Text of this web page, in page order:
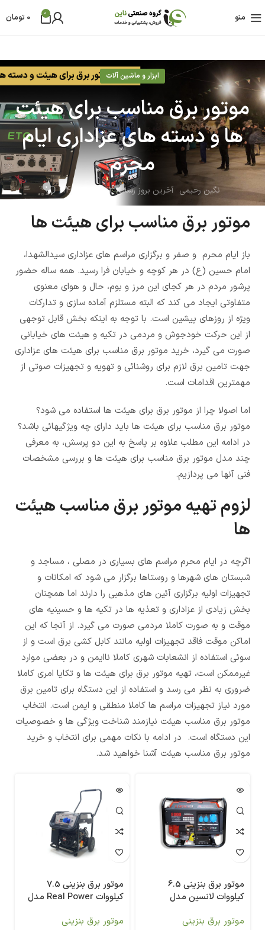
منو 0
0 تومان
ابزار و ماشین آلات
موتور برق مناسب برای هیئت
ها و دسته های عزاداری ایام
محرم
نگین رحیمی آخرین بروز رسانی 22 آبان - 1403 0
موتور برق مناسب برای هیئت ها
باز ایام محرم و صفر و برگزاری مراسم های عزاداری سیدالشهدا،
امام حسین (ع) در هر کوچه و خیابان فرا رسید. همه ساله حضور
پرشور مردم در هر کجای این مرز و بوم، حال و هوای معنوی
متفاوتی ایجاد می کند که البته مستلزم آماده سازی و تدارکات
ویژه از روزهای پیشین است. با توجه به اینکه بخش قابل توجهی
از این حرکت خودجوش و مردمی در تکیه و هیئت های خیابانی
صورت می گیرد، خرید موتور برق مناسب برای هیئت های عزاداری
جهت تامین برق لازم برای روشنائی و تهویه و تجهیزات صوتی از
مهمترین اقدامات است.
اما اصولا چرا از موتور برق برای هیئت ها استفاده می شود؟
موتور برق مناسب برای هیئت ها باید دارای چه ویژگیهائی باشد؟
در ادامه این مطلب علاوه بر پاسخ به این دو پرسش، به معرفی
چند مدل موتور برق مناسب برای هیئت ها و بررسی مشخصات
فنی آنها می پردازیم.
لزوم تهیه موتور برق مناسب هیئت
ها
اگرچه در ایام محرم مراسم های بسیاری در مصلی ، مساجد و
شبستان های شهرها و روستاها برگزار می شود که امکانات و
تجهیزات اولیه برگزاری آئین های مذهبی را دارند اما همچنان
بخش زیادی از عزاداری و تعذیه ها در تکیه ها و حسینیه های
موقت و به صورت کاملا مردمی صورت می گیرد. از آنجا که این
اماکن موقت فاقد تجهیزات اولیه مانند کابل کشی برق است و از
سوئی استفاده از انشعابات شهری کاملا ناایمن و در بعضی موارد
غیرممکن است، تهیه موتور برق برای هیئت ها و تکایا امری کاملا
ضروری به نظر می رسد و استفاده از این دستگاه برای تامین برق
مورد نیاز تجهیزات مراسم ها کاملا منطقی و ایمن است. انتخاب
موتور برق مناسب هیئت نیازمند شناخت ویژگی ها و خصوصیات
این دستگاه است. در ادامه با نکات مهمی برای انتخاب و خرید
موتور برق مناسب هیئت آشنا خواهید شد.
موتور برق بنزینی 6.5
کیلووات لانسین مدل
موتور برق بنزینی
موتور برق بنزینی 7.5
کیلووات Real Power مدل
موتور برق بنزینی